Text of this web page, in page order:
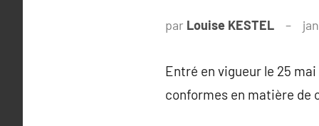
par Louise KESTEL
Entré en vigueur le 25
conformes en matière de